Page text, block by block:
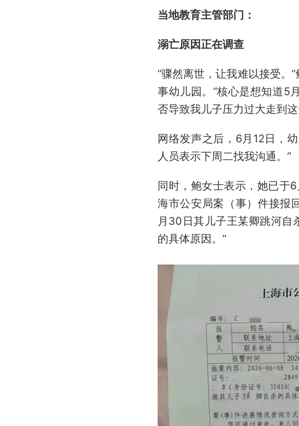
当地教育主管部门：
溺亡原因正在调查
“骤然离世，让我难以接受。
事幼儿园。“核心是想知道5
否导致我儿子压力过大走到
网络发声之后，6月12日，
人员表示下周二找我沟通。”
同时，鲍女士表示，她已于
海市公安局案（事）件接报
月30日其儿子王某卿跳河自
的具体原因。”